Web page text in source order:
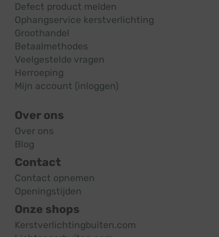
Defect product melden
Ophangservice kerstverlichting
Groothandel
Betaalmethodes
Veelgestelde vragen
Herroeping
Mijn account (inloggen)
Over ons
Over ons
Blog
Contact
Contact opnemen
Openingstijden
Onze shops
Kerstverlichtingbuiten.com